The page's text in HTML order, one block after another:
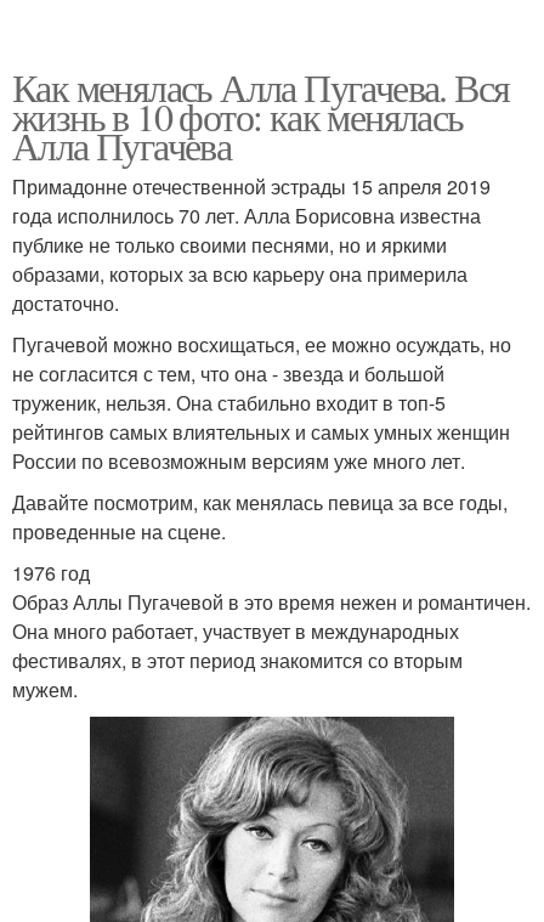
Как менялась Алла Пугачева. Вся
жизнь в 10 фото: как менялась
Алла Пугачева
Примадонне отечественной эстрады 15 апреля 2019
года исполнилось 70 лет. Алла Борисовна известна
публике не только своими песнями, но и яркими
образами, которых за всю карьеру она примерила
достаточно.
Пугачевой можно восхищаться, ее можно осуждать, но
не согласится с тем, что она - звезда и большой
труженик, нельзя. Она стабильно входит в топ-5
рейтингов самых влиятельных и самых умных женщин
России по всевозможным версиям уже много лет.
Давайте посмотрим, как менялась певица за все годы,
проведенные на сцене.
1976 год
Образ Аллы Пугачевой в это время нежен и романтичен.
Она много работает, участвует в международных
фестивалях, в этот период знакомится со вторым
мужем.